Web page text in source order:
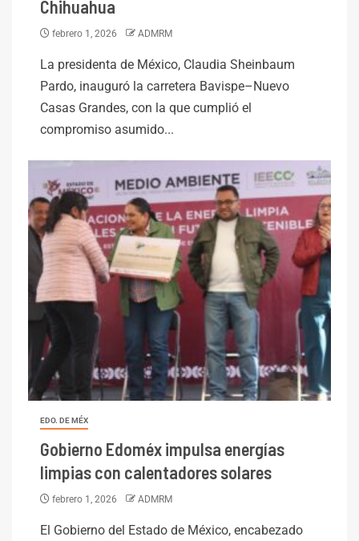
Chihuahua
febrero 1, 2026 ADMRM
La presidenta de México, Claudia Sheinbaum
Pardo, inauguró la carretera Bavispe–Nuevo
Casas Grandes, con la que cumplió el
compromiso asumido...
EDO. DE MÉX
Gobierno Edoméx impulsa energías
limpias con calentadores solares
febrero 1, 2026 ADMRM
El Gobierno del Estado de México, encabezado